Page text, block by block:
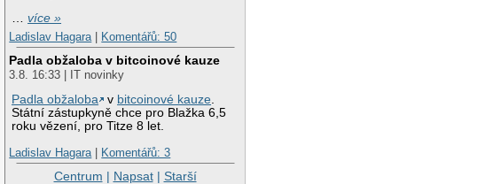
…více »
Ladislav Hagara| Komentářů: 50
Padla obžaloba v bitcoinové kauze
3.8. 16:33 | IT novinky
Padla obžaloba
v bitcoinové kauze.
Státní zástupkyně chce pro Blažka 6,5
roku vězení, pro Titze 8 let.
Ladislav Hagara| Komentářů: 3
Centrum | Napsat| Starší